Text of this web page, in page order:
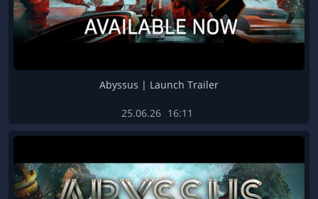
Abyssus | Launch Trailer
25.06.26 16:11